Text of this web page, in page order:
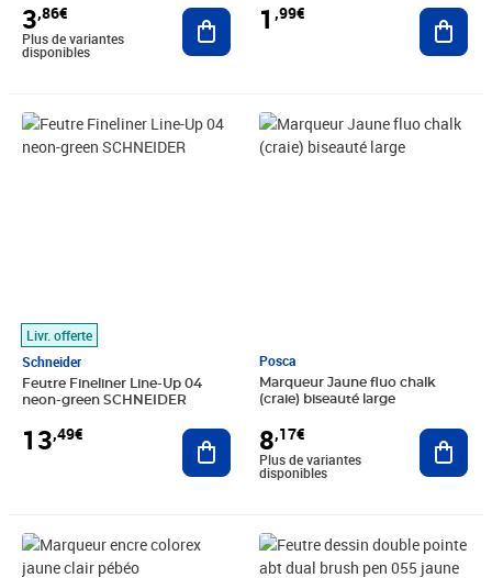
3,86€
Plus de variantes
disponibles
Ajouter au panier
1 ,99€
Livr. offerte
Schneider
Feutre Fineliner Line-Up 04
neon-green SCHNEIDER
13,49€
Prix 13,49€
Ajouter au panier
Posca
Marqueur Jaune fluo chalk
(craie) biseauté large
8,17€
Prix 8,17€
Plus de variantes
disponibles
Prix 5,58€ Prix 4,91€